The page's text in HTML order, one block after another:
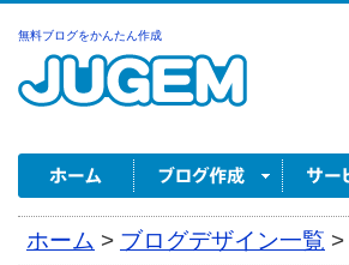
無料ブログをかんたん作成
ホーム > ブログデザイン一覧 >